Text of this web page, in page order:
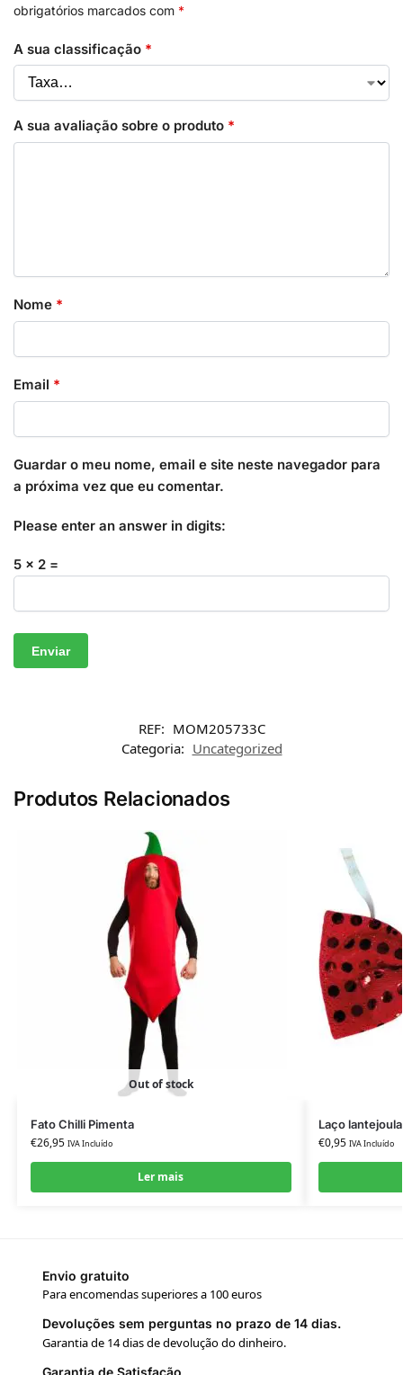
obrigatórios marcados com *
A sua classificação *
A sua avaliação sobre o produto *
Nome *
Email *
Guardar o meu nome, email e site neste navegador para
a próxima vez que eu comentar.
Please enter an answer in digits:
5 × 2 =
REF: MOM205733C
Categoria: Uncategorized
Produtos Relacionados
Out of stock
Fato Chilli Pimenta
€26,95 IVA Incluído
Ler mais
Laço
€0,95 IVA Incluído
Envio gratuito
Para encomendas superiores a 100 euros
Devoluções sem perguntas no prazo de 14 dias.
Garantia de 14 dias de devolução do dinheiro.
Garantia de Satisfação